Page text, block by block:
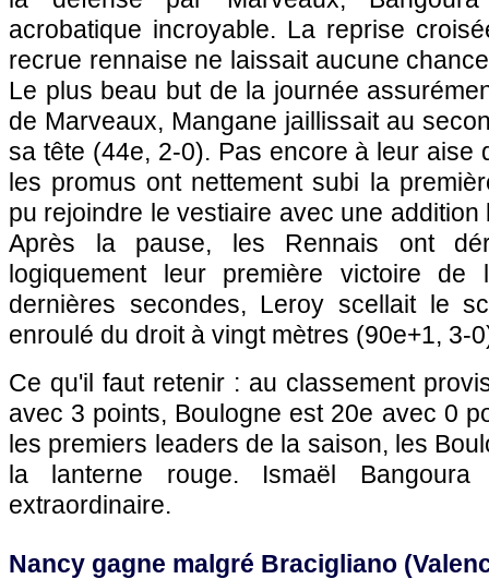
acrobatique incroyable. La reprise
recrue rennaise ne laissait aucune
Le plus beau but de la journée
de Marveaux, Mangane jaillissait au
sa tête (44e, 2-0). Pas encore à leur aise
les promus ont nettement subi la
pu rejoindre le vestiaire avec une
Après la pause, les Rennais ont
logiquement leur première victoire
dernières secondes, Leroy scellait le
enroulé du droit à vingt mètres (90e+1, 3-
Ce qu'il faut retenir : au classement
avec 3 points, Boulogne est 20e avec 0
les premiers leaders de la saison, les
la lanterne rouge. Ismaël
extraordinaire.
Nancy gagne malgré Bracigliano